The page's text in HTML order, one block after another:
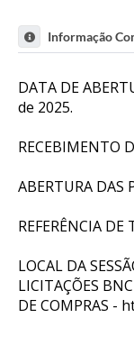
Informação
DATA DE
de 2025.
RECEBIMENTO
ABERTURA DAS
REFERÊNCIA
LOCAL DA
LICITAÇÕES
DE COMPRAS -